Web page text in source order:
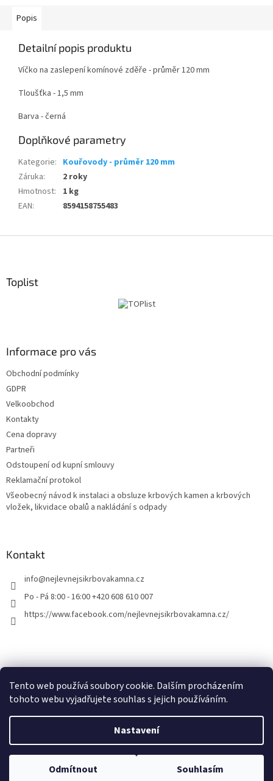
Tento web používá soubory cookie. Dalším procházením
tohoto webu vyjadřujete souhlas s jejich používáním.
Nastavení
Odmítnout Souhlasím
Popis
Detailní popis produktu
Víčko na zaslepení komínové zděře - průměr 120 mm
Tloušťka - 1,5 mm
Barva - černá
Doplňkové parametry
Kategorie: Kouřovody - průměr 120 mm
Záruka:
2 roky
Hmotnost:
1 kg
EAN: 8594158755483
Toplist
Informace pro vás
Obchodní podmínky
GDPR
Velkoobchod
Kontakty
Cena dopravy
Partneři
Odstoupení od kupní smlouvy
Reklamační protokol
Všeobecný návod k instalaci a obsluze krbových kamen a krbových
vložek, likvidace obalů a nakládání s odpady
Kontakt
info@nejlevnejsikrbovakamna.cz
Po - Pá 8:00 - 16:00 +420 608 610 007
https://www.facebook.com/nejlevnejsikrbovakamna.cz/
Copyright 2026Nejlevnejsikrbovakamna.cz. Všechna práva
vyhrazena.
Upravit nastavení cookies